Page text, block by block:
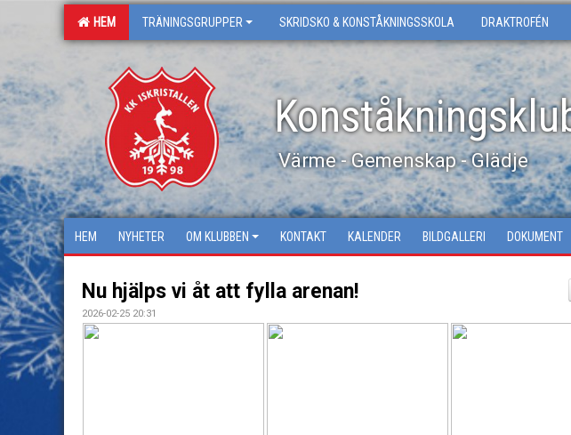
HEM TRÄNINGSGRUPPER SKRIDSKO & KONSTÅKNINGSSKOLA DRAKTROFÉN
Värme - Gemenskap - Glädje
HEM NYHETER OM KLUBBEN KONTAKT KALENDER BILDGALLERI DOKUMENT
Nu hjälps vi åt att fylla arenan!
2026-02-25 20:31